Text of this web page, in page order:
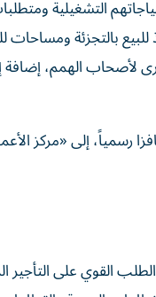
التشغيلية
لأصحاب الهمم،
القوي على التأجير